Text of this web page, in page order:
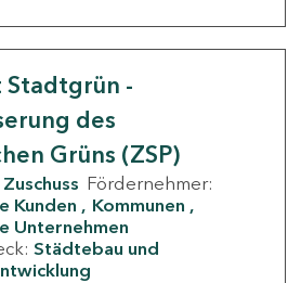
Stadtgrün -
des
Grüns (ZSP)
Zuschuss Fördernehmer:
Kunden
Kommunen
Unternehmen
Städtebau und